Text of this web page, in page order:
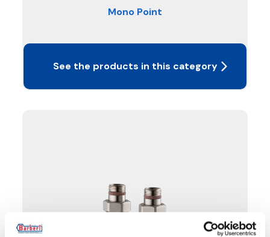
Mono Point
See the products in this category